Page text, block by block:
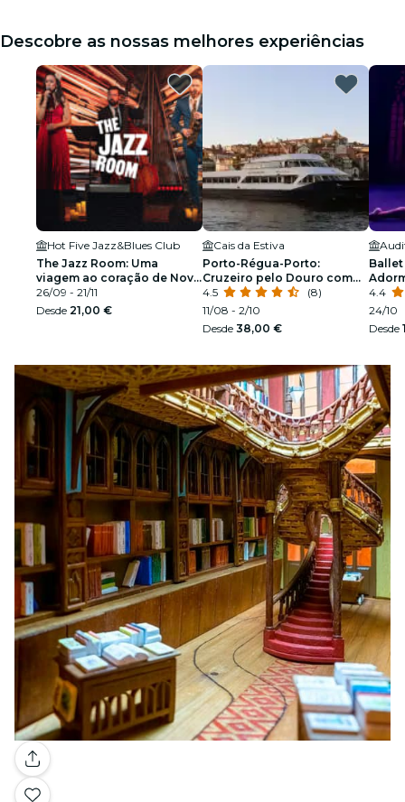
Descobre as nossas melhores experiências
Hot Five Jazz&Blues Club
The Jazz Room: Uma
viagem ao coração de Nova
Orleães
26/09 - 21/11
Desde 21,00 €
Cais da Estiva
Porto-Régua-Porto:
Cruzeiro pelo Douro com
pequeno-almoço e almoço
4.5
(8)
11/08 - 2/10
Desde 38,00 €
Ballet
4.4
24/10
Desde